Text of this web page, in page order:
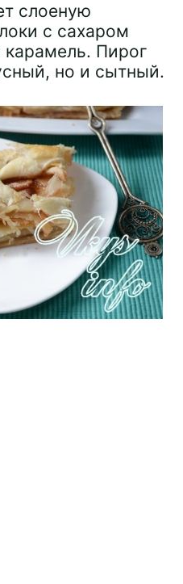
слоеную
с сахаром
Пирог
но и сытный.